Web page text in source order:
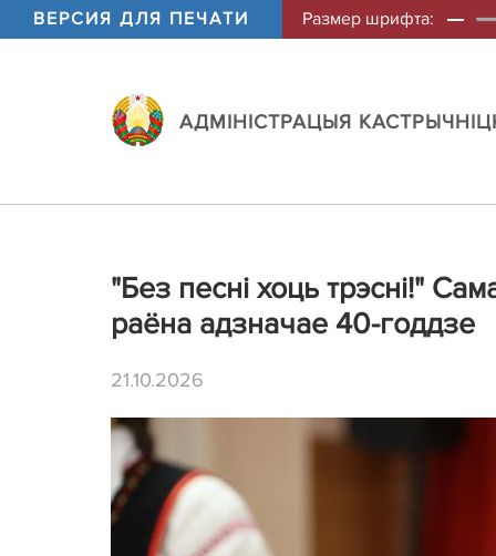
ВЕРСИЯ ДЛЯ ПЕЧАТИ Размер шрифта:
АДМIНIСТРАЦЫЯ
"Без песні хоць трэсні!"
раёна адзначае 40-годдзе
21.10.2026